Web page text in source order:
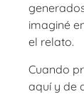
imaginé
el relato.
Cuando
aquí y de